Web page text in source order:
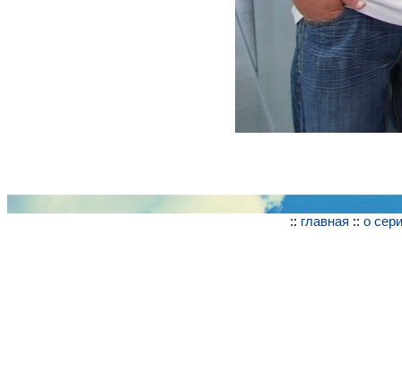
:: главная :: о